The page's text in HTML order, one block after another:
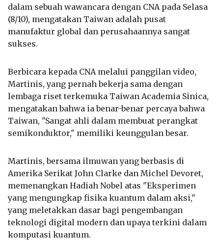
dalam sebuah wawancara dengan CNA pada Selasa
(8/10), mengatakan Taiwan adalah pusat
manufaktur global dan perusahaannya sangat
sukses.
Berbicara kepada CNA melalui panggilan video,
Martinis, yang pernah bekerja sama dengan
lembaga riset terkemuka Taiwan Academia Sinica,
mengatakan bahwa ia benar-benar percaya bahwa
Taiwan, "Sangat ahli dalam membuat perangkat
semikonduktor," memiliki keunggulan besar.
Martinis, bersama ilmuwan yang berbasis di
Amerika Serikat John Clarke dan Michel Devoret,
memenangkan Hadiah Nobel atas "Eksperimen
yang mengungkap fisika kuantum dalam aksi,"
yang meletakkan dasar bagi pengembangan
teknologi digital modern dan upaya terkini dalam
komputasi kuantum.